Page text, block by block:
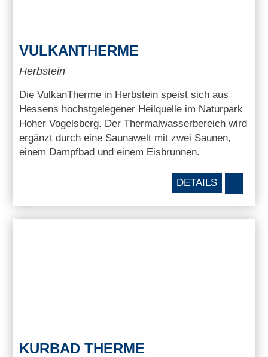
VULKANTHERME
Herbstein
Die VulkanTherme in Herbstein speist sich aus
Hessens höchstgelegener Heilquelle im Naturpark
Hoher Vogelsberg. Der Thermalwasserbereich wird
ergänzt durch eine Saunawelt mit zwei Saunen,
einem Dampfbad und einem Eisbrunnen.
DETAILS
KURBAD THERME